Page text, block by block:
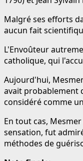
Malgré ses efforts
aucun fait
L'Envoûteur
catholique, qui
Aujourd'hui,
avait probablement
considéré comme
En tout cas,
sensation, fut
méthodes de